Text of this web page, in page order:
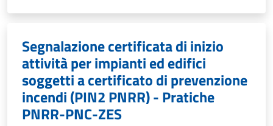
Segnalazione certificata di inizio
attività per impianti ed edifici
soggetti a certificato di prevenzione
incendi (PIN2 PNRR) - Pratiche
PNRR-PNC-ZES